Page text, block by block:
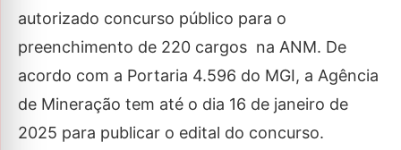
autorizado concurso público para o
preenchimento de 220 cargos na ANM. De
acordo com a Portaria 4.596 do MGI, a Agência
de Mineração tem até o dia 16 de janeiro de
2025 para publicar o edital do concurso.